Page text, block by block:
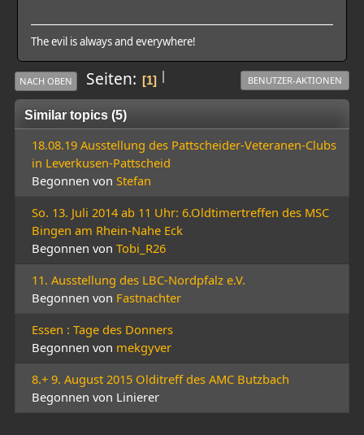
The evil is always and everywhere!
|
NACH OBEN Seiten 1 BENUTZER-AKTIONEN
Similar topics (5)
18.08.19 Ausstellung des Pattscheider-Veteranen-Clubs
in Leverkusen-Pattscheid
Begonnen von Stefan
So. 13. Juli 2014 ab 11 Uhr: 6.Oldtimertreffen des MSC
Bingen am Rhein-Nahe Eck
Begonnen von Tobi_R26
11. Ausstellung des LBC-Nordpfalz e.V.
Begonnen von Fastnachter
Essen : Tage des Donners
Begonnen von mekgyver
8.+ 9. August 2015 Olditreff des AMC Butzbach
Begonnen von Linierer